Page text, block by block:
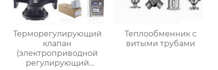
Терморегулирующий
клапан
(электроприводной
регулирующий
Теплообменник с
витыми трубами